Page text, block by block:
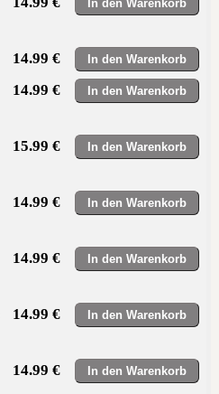
14.99 €
14.99 €
15.99 €
14.99 €
14.99 €
14.99 €
14.99 €